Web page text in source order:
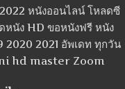
หนังออนไลน์ โหลดซี
นัง HD ขอหนังฟรี หนัง
2020 2021 อัพเดท ทุกวัน
hd master Zoom